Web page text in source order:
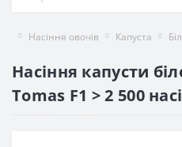
Насіння овочів Капуста
Насіння капусти
Tomas F1 > 2 500